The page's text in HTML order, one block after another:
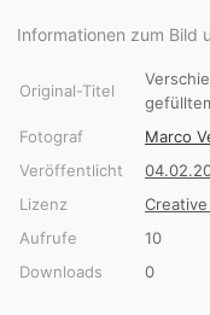
Informationen zum Bild
Original-Titel
Fotograf
Marco
Veröffentlicht
Lizenz
Aufrufe
10
Downloads
0